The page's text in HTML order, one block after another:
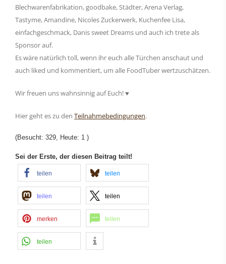
Blechwarenfabrikation, goodbake, Städter, Arena Verlag,
Tastyme, Amandine, Nicoles Zuckerwerk, Kuchenfee Lisa,
einfachgeschmack, Danis sweet Dreams und auch ich trete als
Sponsor auf.
Es wäre natürlich toll, wenn ihr euch alle Türchen anschaut und
auch liked und kommentiert, um alle FoodTuber wertzuschätzen.
Wir freuen uns wahnsinnig auf Euch! ♥️
Hier geht es zu den Teilnahmebedingungen.
(Besucht: 329, Heute: 1 )
Sei der Erste, der diesen Beitrag teilt!
teilen teilen
teilen teilen
merken teilen
teilen